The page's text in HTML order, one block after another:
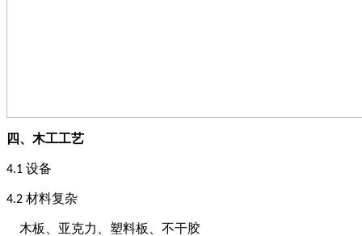
四、 木工工艺
4.1 设备
4.2 材料复杂
木板、亚克力、塑料板、不干胶